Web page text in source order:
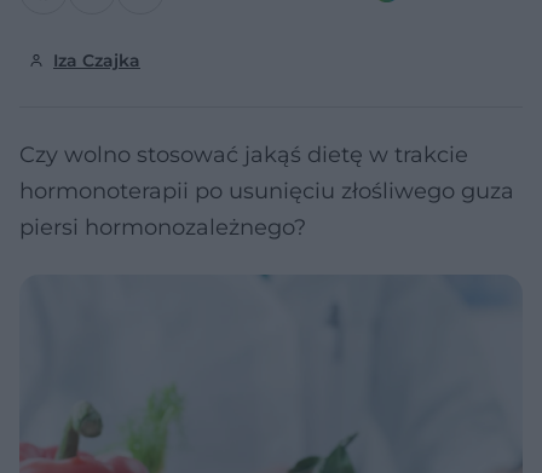
Iza Czajka
Czy wolno stosować jakąś dietę w trakcie
hormonoterapii po usunięciu złośliwego guza
piersi hormonozależnego?